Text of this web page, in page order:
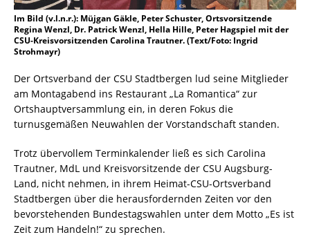
Im Bild (v.l.n.r.): Müjgan Gäkle, Peter Schuster, Ortsvorsitzende
Regina Wenzl, Dr. Patrick Wenzl, Hella Hille, Peter Hagspiel mit der
CSU-Kreisvorsitzenden Carolina Trautner. (Text/Foto: Ingrid
Strohmayr)
Der Ortsverband der CSU Stadtbergen lud seine Mitglieder
am Montagabend ins Restaurant „La Romantica“ zur
Ortshauptversammlung ein, in deren Fokus die
turnusgemäßen Neuwahlen der Vorstandschaft standen.
Trotz übervollem Terminkalender ließ es sich Carolina
Trautner, MdL und Kreisvorsitzende der CSU Augsburg-
Land, nicht nehmen, in ihrem Heimat-CSU-Ortsverband
Stadtbergen über die herausfordernden Zeiten vor den
bevorstehenden Bundestagswahlen unter dem Motto „Es ist
Zeit zum Handeln!“ zu sprechen.